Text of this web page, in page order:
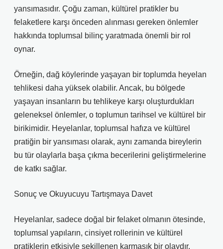
yansımasıdır. Çoğu zaman, kültürel pratikler bu
felaketlere karşı önceden alınması gereken önlemler
hakkında toplumsal bilinç yaratmada önemli bir rol
oynar.
Örneğin, dağ köylerinde yaşayan bir toplumda heyelan
tehlikesi daha yüksek olabilir. Ancak, bu bölgede
yaşayan insanların bu tehlikeye karşı oluşturdukları
geleneksel önlemler, o toplumun tarihsel ve kültürel bir
birikimidir. Heyelanlar, toplumsal hafıza ve kültürel
pratiğin bir yansıması olarak, aynı zamanda bireylerin
bu tür olaylarla başa çıkma becerilerini geliştirmelerine
de katkı sağlar.
Sonuç ve Okuyucuyu Tartışmaya Davet
Heyelanlar, sadece doğal bir felaket olmanın ötesinde,
toplumsal yapıların, cinsiyet rollerinin ve kültürel
pratiklerin etkisiyle şekillenen karmaşık bir olaydır.